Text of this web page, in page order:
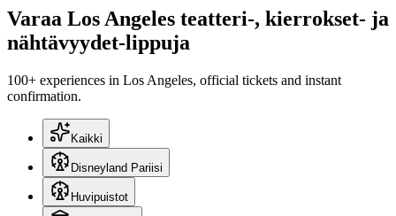
Varaa Los Angeles teatteri-, kierrokset- ja
nähtävyydet-lippuja
100+ experiences in Los Angeles, official tickets and instant
confirmation.
Kaikki
Disneyland Pariisi
Huvipuistot